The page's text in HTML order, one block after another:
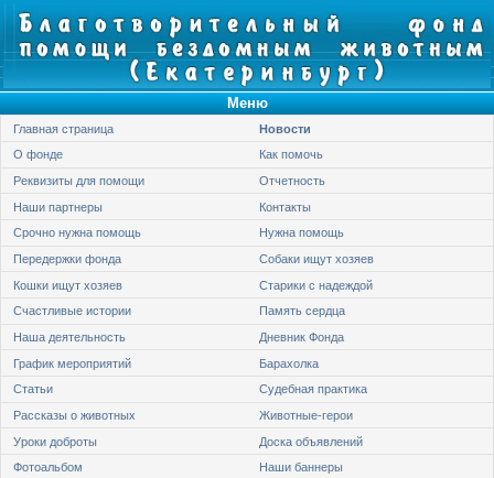
Меню
Главная страница
Новости
О фонде
Как помочь
Реквизиты для помощи
Отчетность
Наши партнеры
Контакты
Срочно нужна помощь
Нужна помощь
Передержки фонда
Собаки ищут хозяев
Кошки ищут хозяев
Старики с надеждой
Счастливые истории
Память сердца
Наша деятельность
Дневник Фонда
График мероприятий
Барахолка
Статьи
Судебная практика
Рассказы о животных
Животные-герои
Уроки доброты
Доска объявлений
Фотоальбом
Наши баннеры